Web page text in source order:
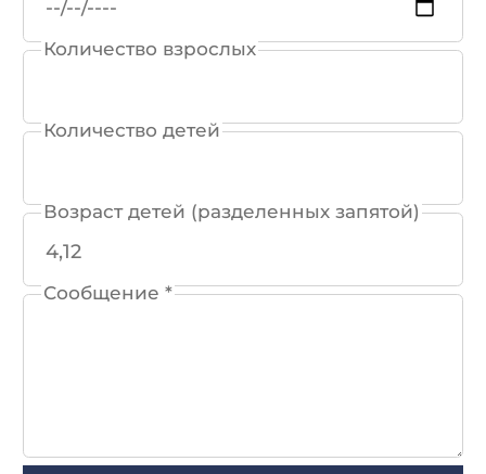
Количество взрослых
Количество детей
Возраст детей (разделенных запятой)
Сообщение *